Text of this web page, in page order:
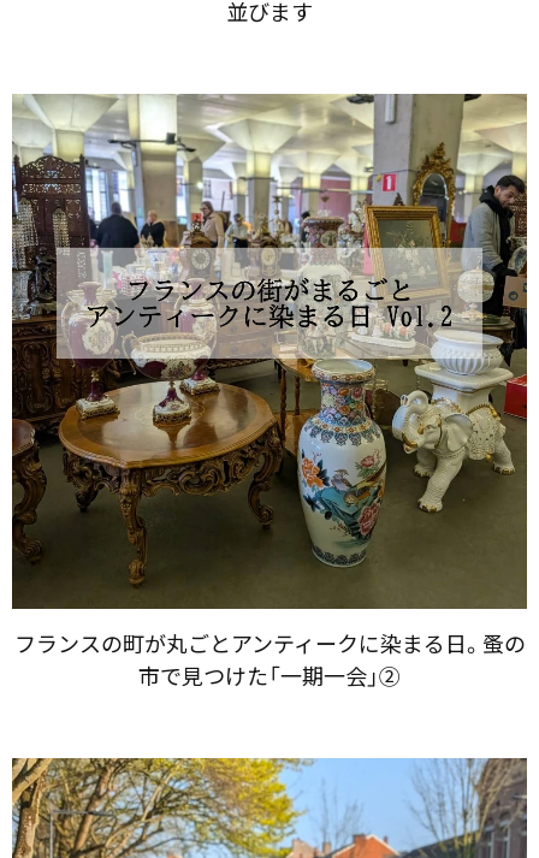
フランスの​町が​丸ごと​アンティークに​染まる日。​蚤の​
市で​見つけた​「一期一会」​②